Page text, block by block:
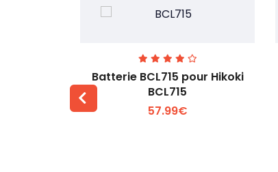
Voir plus +
Batterie BCL715 pour Hikoki
BCL715
57.99€